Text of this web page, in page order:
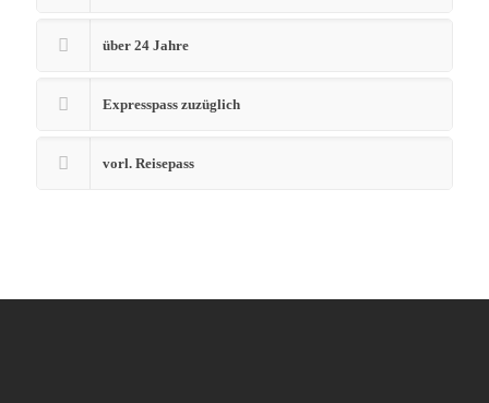
über 24 Jahre
Expresspass zuzüglich
vorl. Reisepass